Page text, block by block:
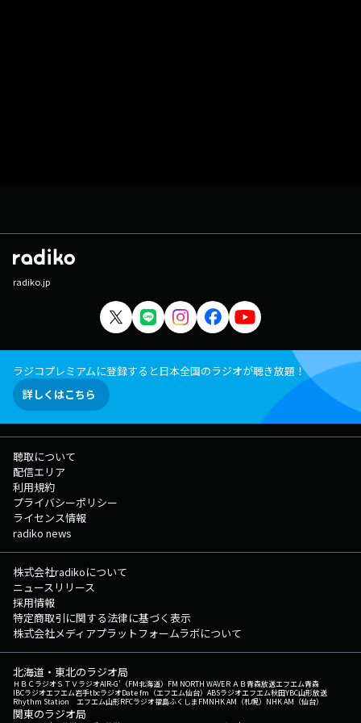
radiko.jp
ラジコプレミアムに登録すると日本全国のラジオが聴き放題！
詳しくはこちら
聴取について
配信エリア
利用規約
プライバシーポリシー
ライセンス情報
radiko news
株式会社radikoについて
ニュースリリース
採用情報
特定商取引に関する法律に基づく表示
株式会社メディアプラットフォームラボについて
北海道・東北のラジオ局
ＨＢＣラジオＳＴＶラジオAIR-G'（FM北海道） FM NORTH WAVEＲＡＢ青森放送エフエム青森
IBCラジオエフエム岩手tbcラジオDate fm（エフエム仙台） ABSラジオエフエム秋田YBC山形放送
Rhythm Station エフエム山形RFCラジオ福島ふくしまFMNHK AM（札幌） NHK AM（仙台）
関東のラジオ局